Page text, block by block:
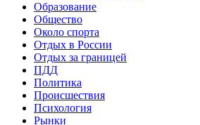
Образование
Общество
Около спорта
Отдых в России
Отдых за границей
ПДД
Политика
Происшествия
Психология
Рынки